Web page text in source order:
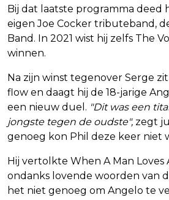
Bij dat laatste programma deed
eigen Joe Cocker tributeband,
Band. In 2021 wist hij zelfs The
winnen.
Na zijn winst tegenover Serge
flow en daagt hij de 18-jarige
een nieuw duel. "Dit was een
jongste tegen de oudste", zegt
genoeg kon Phil deze keer niet
Hij vertolkte When A Man Loves
ondanks lovende woorden van
het niet genoeg om Angelo te